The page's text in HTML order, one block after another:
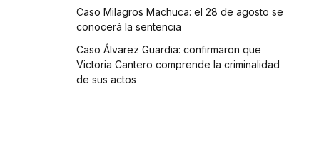
Caso Milagros Machuca: el 28 de agosto se
conocerá la sentencia
Caso Álvarez Guardia: confirmaron que
Victoria Cantero comprende la criminalidad
de sus actos